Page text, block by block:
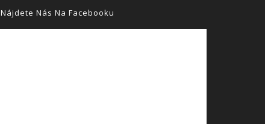
Nájdete Nás Na Facebooku